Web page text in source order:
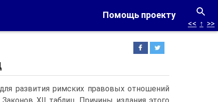
Помощь проекту
<< ↑ >>
развития римских правовых отношений